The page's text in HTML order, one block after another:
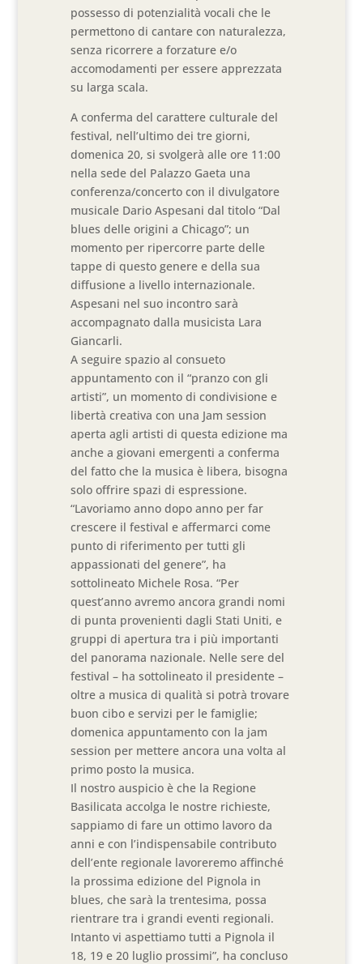
possesso di potenzialità vocali che le
permettono di cantare con naturalezza,
senza ricorrere a forzature e/o
accomodamenti per essere apprezzata
su larga scala.
A conferma del carattere culturale del
festival, nell’ultimo dei tre giorni,
domenica 20, si svolgerà alle ore 11:00
nella sede del Palazzo Gaeta una
conferenza/concerto con il divulgatore
musicale Dario Aspesani dal titolo “Dal
blues delle origini a Chicago”; un
momento per ripercorre parte delle
tappe di questo genere e della sua
diffusione a livello internazionale.
Aspesani nel suo incontro sarà
accompagnato dalla musicista Lara
Giancarli.
A seguire spazio al consueto
appuntamento con il “pranzo con gli
artisti”, un momento di condivisione e
libertà creativa con una Jam session
aperta agli artisti di questa edizione ma
anche a giovani emergenti a conferma
del fatto che la musica è libera, bisogna
solo offrire spazi di espressione.
“Lavoriamo anno dopo anno per far
crescere il festival e affermarci come
punto di riferimento per tutti gli
appassionati del genere”, ha
sottolineato Michele Rosa. “Per
quest’anno avremo ancora grandi nomi
di punta provenienti dagli Stati Uniti, e
gruppi di apertura tra i più importanti
del panorama nazionale. Nelle sere del
festival – ha sottolineato il presidente –
oltre a musica di qualità si potrà trovare
buon cibo e servizi per le famiglie;
domenica appuntamento con la jam
session per mettere ancora una volta al
primo posto la musica.
Il nostro auspicio è che la Regione
Basilicata accolga le nostre richieste,
sappiamo di fare un ottimo lavoro da
anni e con l’indispensabile contributo
dell’ente regionale lavoreremo affinché
la prossima edizione del Pignola in
blues, che sarà la trentesima, possa
rientrare tra i grandi eventi regionali.
Intanto vi aspettiamo tutti a Pignola il
18, 19 e 20 luglio prossimi”, ha concluso